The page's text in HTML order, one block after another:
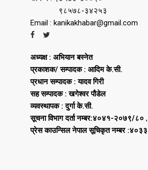
९८५७८-३४२५३
Email : kanikakhabar@gmail.com
अध्यक्ष : अभियान बस्नेत
प्रकाशक/ सम्पादक : आदिम के.सी.
प्रधान सम्पादक : यादव गिरी
सह सम्पादक : खगेश्वर पौडेल
व्यवस्थापक : दुर्गा के.सी.
सूचना विभाग दर्ता नम्बर:४०४१-२०७९/८० ,
प्रेस काउन्सिल नेपाल सूचिकृत नम्बर :४०३३